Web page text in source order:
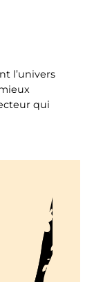
l’univers
qui